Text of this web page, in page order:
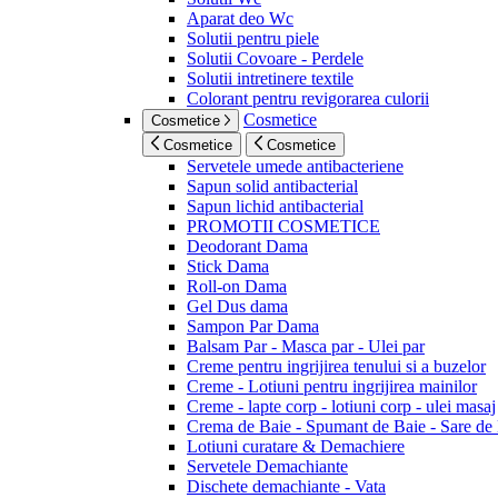
Aparat deo Wc
Solutii pentru piele
Solutii Covoare - Perdele
Solutii intretinere textile
Colorant pentru revigorarea culorii
Cosmetice Cosmetice
Cosmetice Cosmetice
Servetele umede antibacteriene
Sapun solid antibacterial
Sapun lichid antibacterial
PROMOTII COSMETICE
Deodorant Dama
Stick Dama
Roll-on Dama
Gel Dus dama
Sampon Par Dama
Balsam Par - Masca par - Ulei par
Creme pentru ingrijirea tenului si a buzelor
Creme - Lotiuni pentru ingrijirea mainilor
Creme - lapte corp - lotiuni corp - ulei masaj
Crema de Baie - Spumant de Baie - Sare de
Lotiuni curatare & Demachiere
Servetele Demachiante
Dischete demachiante - Vata